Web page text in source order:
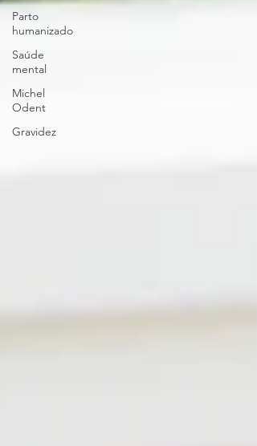
Parto
humanizado
Saúde
mental
Michel
Odent
Gravidez